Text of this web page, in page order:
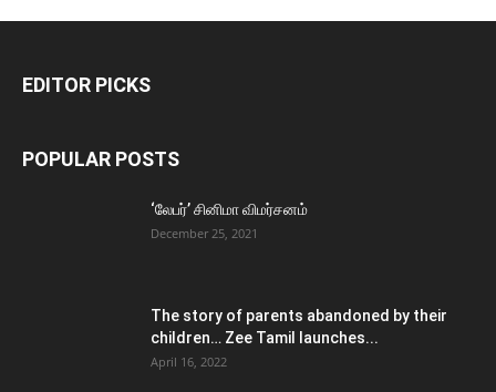
EDITOR PICKS
POPULAR POSTS
‘லேபர்’ சினிமா விமர்சனம்
December 25, 2021
The story of parents abandoned by their
children… Zee Tamil launches...
April 16, 2022